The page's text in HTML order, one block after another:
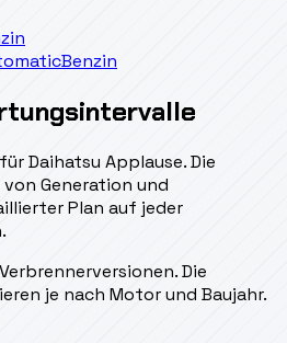
Benzin
Daihatsu Applause. Die
Generation und
Plan auf jeder
Die
je nach Motor und Baujahr.